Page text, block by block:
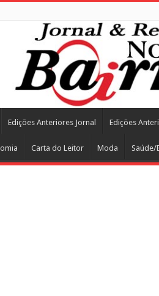
Edições Anteriores Jornal Edições
Carta do Leitor Moda Saúde/